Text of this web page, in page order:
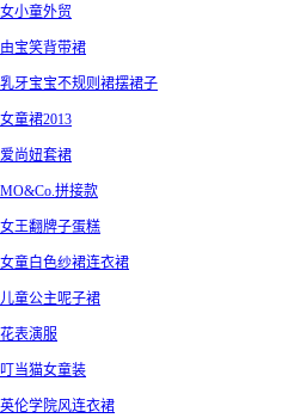
女小童外贸
由宝笑背带裙
乳牙宝宝不规则裙摆裙子
女童裙2013
爱尚妞套裙
MO&Co.拼接款
女王翻牌子蛋糕
女童白色纱裙连衣裙
儿童公主呢子裙
花表演服
叮当猫女童装
英伦学院风连衣裙